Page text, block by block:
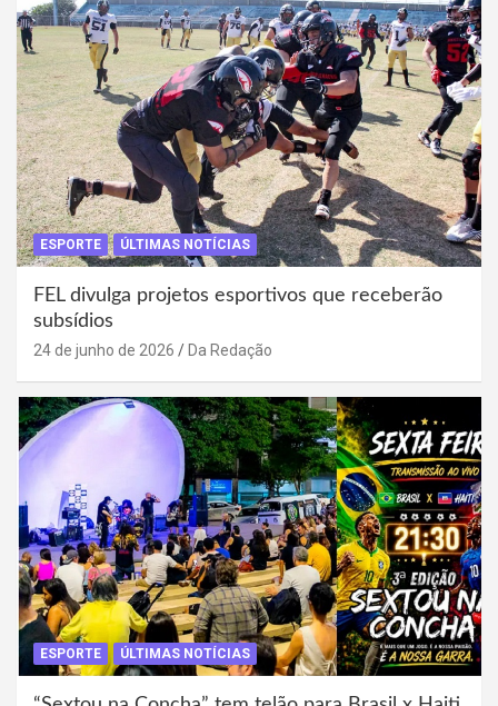
ESPORTE ÚLTIMAS NOTÍCIAS
FEL divulga projetos esportivos que receberão
subsídios
24 de junho de 2026 Da Redação
ESPORTE ÚLTIMAS NOTÍCIAS